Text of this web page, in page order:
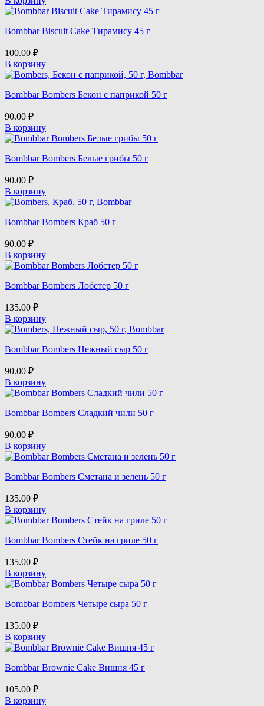
Bombbar Biscuit Cake Тирамису 45 г
100.00 ₽
В корзину
Bombbar Bombers Бекон с паприкой 50 г
90.00 ₽
В корзину
Bombbar Bombers Белые грибы 50 г
90.00 ₽
В корзину
Bombbar Bombers Краб 50 г
90.00 ₽
В корзину
Bombbar Bombers Лобстер 50 г
135.00 ₽
В корзину
Bombbar Bombers Нежный сыр 50 г
90.00 ₽
В корзину
Bombbar Bombers Сладкий чили 50 г
90.00 ₽
В корзину
Bombbar Bombers Сметана и зелень 50 г
135.00 ₽
В корзину
Bombbar Bombers Стейк на гриле 50 г
135.00 ₽
В корзину
Bombbar Bombers Четыре сыра 50 г
135.00 ₽
В корзину
Bombbar Brownie Cake Вишня 45 г
105.00 ₽
В корзину